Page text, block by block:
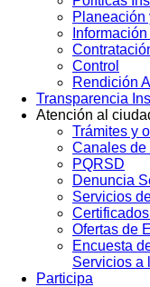
Planeación
Control
Rendición
Transparencia
Atención al
Trámites y
Canales de
PQRSD
Denuncia
Servicios
Ofertas de
Encuesta
Servicios a
Participa